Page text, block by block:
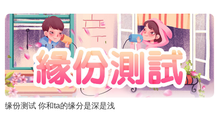
缘份测试 你和ta的缘分是深是浅